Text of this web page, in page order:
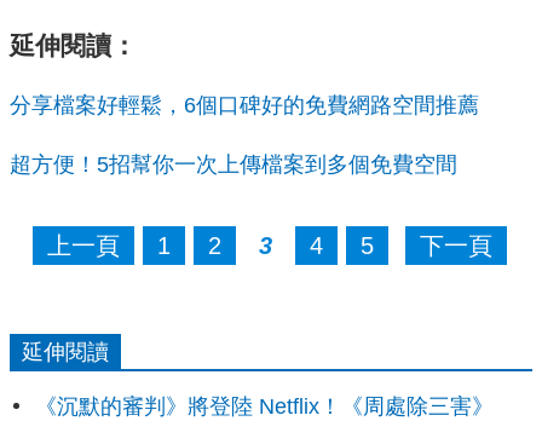
延伸閱讀：
分享檔案好輕鬆，6個口碑好的免費網路空間推薦
超方便！5招幫你一次上傳檔案到多個免費空間
上一頁 1 2 3 4 5 下一頁
延伸閱讀
《沉默的審判》將登陸 Netflix！《周處除三害》